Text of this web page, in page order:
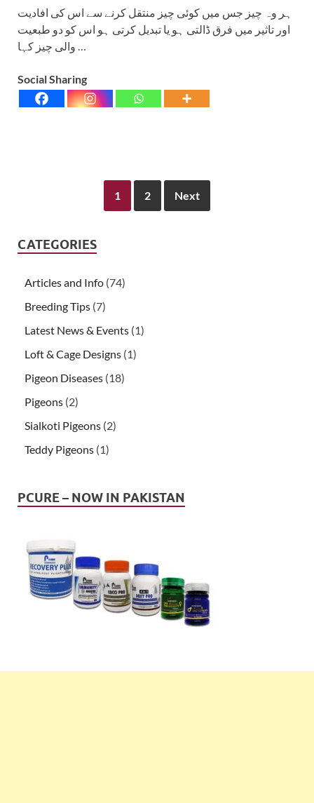
ہر وہ چیز جس میں کوئی چیز منتقل کرنے سے اس کی افادیت
اور تاثیر میں فرق ڈالتی ہو یا تبدیل کرتی ہو اس کو دو طبعیت
Social Sharing
1 2 Next
CATEGORIES
Articles and Info (74)
Breeding Tips (7)
Latest News & Events (1)
Loft & Cage Designs (1)
Pigeon Diseases (18)
Pigeons (2)
Sialkoti Pigeons (2)
Teddy Pigeons (1)
PCURE – NOW IN PAKISTAN